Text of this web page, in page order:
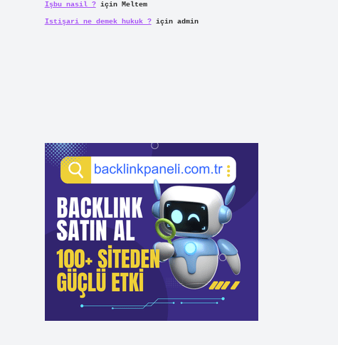
Işbu nasil ?için Meltem
Istişari ne demek hukuk ?için admin